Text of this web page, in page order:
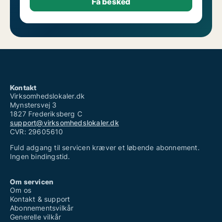
Kontakt
Virksomhedslokaler.dk
Mynstersvej 3
1827 Frederiksberg C
support@virksomhedslokaler.dk
CVR: 29605610
Fuld adgang til servicen kræver et løbende abonnement.
Ingen bindingstid.
Om servicen
Om os
Kontakt & support
Abonnementsvilkår
Generelle vilkår